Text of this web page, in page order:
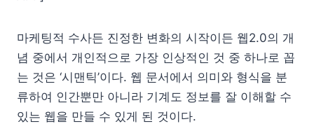
마케팅적 수사든 진정한 변화의 시작이든 웹2.0의 개
념 중에서 개인적으로 가장 인상적인 것 중 하나로 꼽
는 것은 ‘시맨틱’이다. 웹 문서에서 의미와 형식을 분
류하여 인간뿐만 아니라 기계도 정보를 잘 이해할 수
있는 웹을 만들 수 있게 된 것이다.